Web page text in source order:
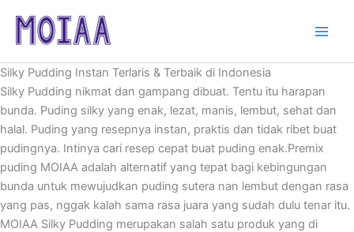
content
Silky Pudding Instan Terlaris & Terbaik di Indonesia​
Silky Pudding nikmat dan gampang dibuat. Tentu itu harapan
bunda. Puding silky yang enak, lezat, manis, lembut, sehat dan
halal. Puding yang resepnya instan, praktis dan tidak ribet buat
pudingnya. Intinya cari resep cepat buat puding enak.Premix
puding MOIAA adalah alternatif yang tepat bagi kebingungan
bunda untuk mewujudkan puding sutera nan lembut dengan rasa
yang pas, nggak kalah sama rasa juara yang sudah dulu tenar itu.
MOIAA Silky Pudding merupakan salah satu produk yang di